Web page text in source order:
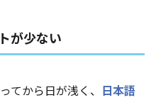
が少ない
てから日が浅く、 日本語